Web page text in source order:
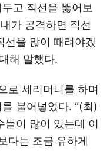
고 직선을 뚫어보
가 공격하면 직선
선을 많이 때려야겠
해 말했다.
로 세리머니를 하며
불어넣었다. “(최)
들이 많이 있는데 이
다는 조금 유하게